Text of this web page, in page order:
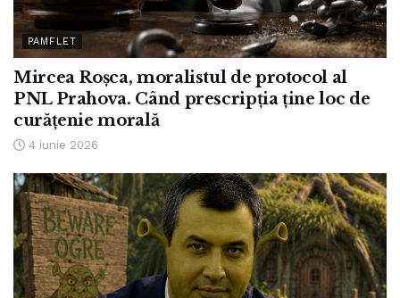
PAMFLET
Mircea Roșca, moralistul de protocol al
PNL Prahova. Când prescripția ține loc de
curățenie morală
4 iunie 2026